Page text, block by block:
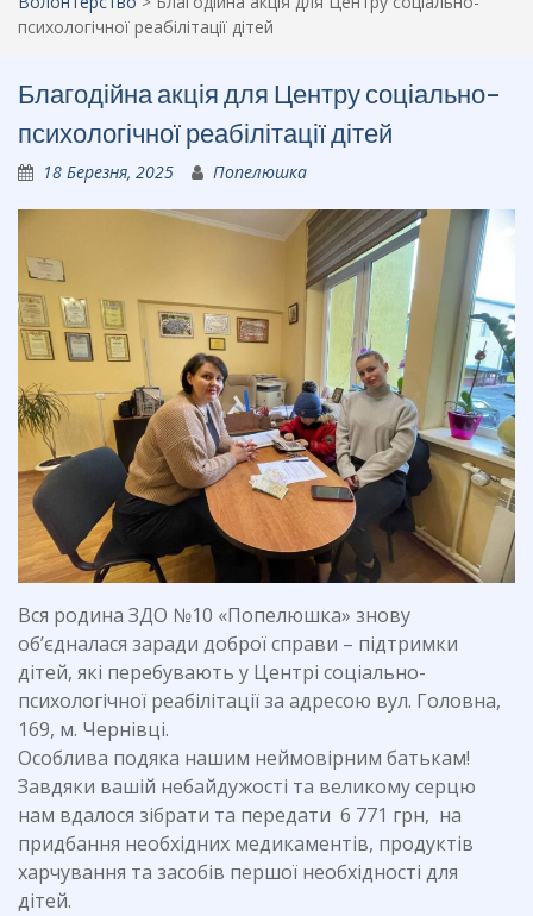
психологічної реабілітації дітей
Благодійна акція для Центру соціально-
психологічної реабілітації дітей
18 Березня, 2025 Попелюшка
Вся родина ЗДО №10 «Попелюшка» знову
об’єдналася заради доброї справи – підтримки
дітей, які перебувають у Центрі соціально-
психологічної реабілітації за адресою вул. Головна,
169, м. Чернівці.
Особлива подяка нашим неймовірним батькам!
Завдяки вашій небайдужості та великому серцю
нам вдалося зібрати та передати 6 771 грн, на
придбання необхідних медикаментів, продуктів
харчування та засобів першої необхідності для
дітей.